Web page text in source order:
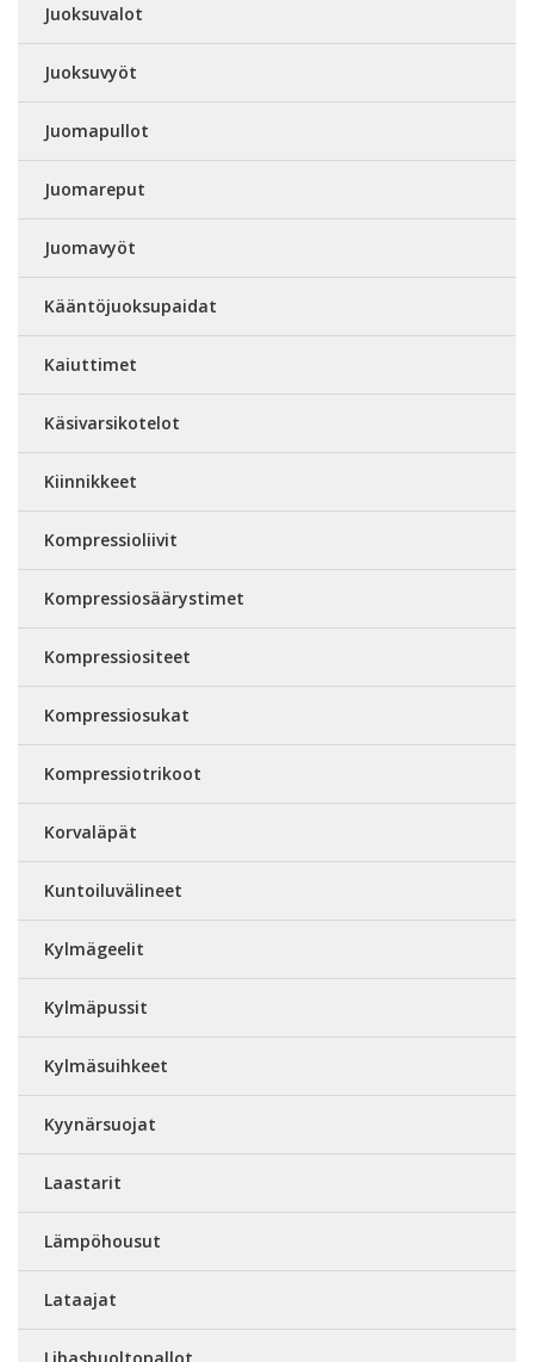
Juoksuvalot
Juoksuvyöt
Juomapullot
Juomareput
Juomavyöt
Kääntöjuoksupaidat
Kaiuttimet
Käsivarsikotelot
Kiinnikkeet
Kompressioliivit
Kompressiosäärystimet
Kompressiositeet
Kompressiosukat
Kompressiotrikoot
Korvaläpät
Kuntoiluvälineet
Kylmägeelit
Kylmäpussit
Kylmäsuihkeet
Kyynärsuojat
Laastarit
Lämpöhousut
Lataajat
Lihashuoltopallot